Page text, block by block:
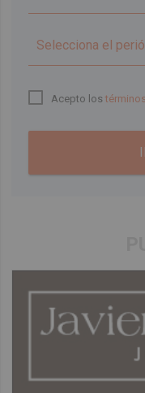
Acepto los